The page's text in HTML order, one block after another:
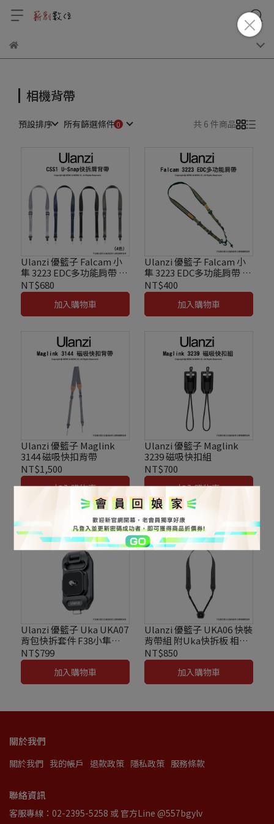
相機背帶
預設排序 所有篩選條件 共 6 件商品
Ulanzi 優籃子 Falcam 小
隼 3223 EDC多功能肩帶 多
組掛扣可任意搭配 最大承
重30kg
NT$680
加入購物車
Ulanzi 優籃子 Falcam 小
隼 3223 EDC多功能肩帶 多
組掛扣可任意搭配 最大承
重30kg
NT$400
加入購物車
Ulanzi 優籃子 Maglink
3144 磁吸快扣背帶
NT$1,500
加入購物車
Ulanzi 優籃子 Maglink
3239 磁吸快扣組
NT$700
加入購物車
Ulanzi 優籃子 Uka UKA07
背包快拆套件 F38小隼
Uka 系統可用
NT$799
加入購物車
Ulanzi 優籃子 UKA06 快裝
背帶組 附Uka快拆板 相容
Uka/F38 系統 最大載重
10kg
NT$850
加入購物車
關於我們
關於我們 我的帳戶 退款政策 隱私政策 服務條款
聯絡資訊
客服專線：02-2395-5258 或 官方Line @557bgylv